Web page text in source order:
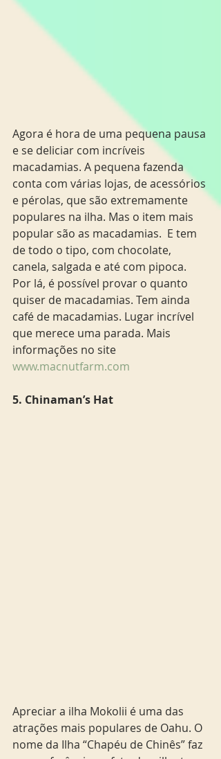
Agora é hora de uma pequena pausa
e se deliciar com incríveis
macadamias. A pequena fazenda
conta com várias lojas, de acessórios
e pérolas, que são extremamente
populares na ilha. Mas o item mais
popular são as macadamias.  E tem
de todo o tipo, com chocolate,
canela, salgada e até com pipoca.
Por lá, é possível provar o quanto
quiser de macadamias. Tem ainda
café de macadamias. Lugar incrível
que merece uma parada. Mais
informações no site
www.macnutfarm.com
5. Chinaman’s Hat
Apreciar a ilha Mokolii é uma das
atrações mais populares de Oahu. O
nome da Ilha “Chapéu de Chinês” faz